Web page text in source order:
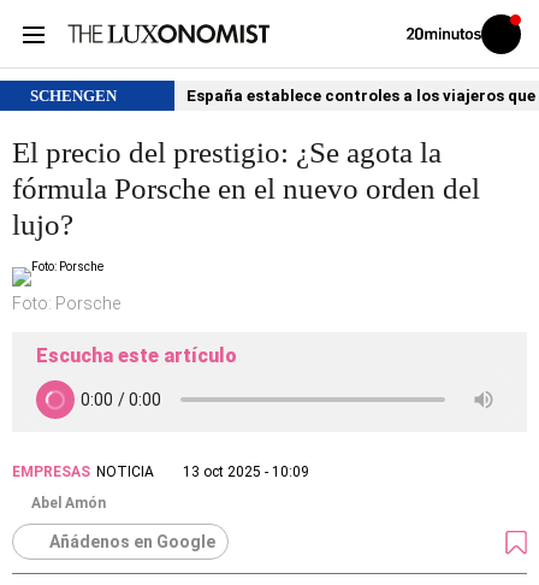
Volver
Iniciar
sesión
SCHENGEN España establece controles a los viajeros
El precio del prestigio: ¿Se agota la
fórmula Porsche en el nuevo orden del
lujo?
Foto: Porsche
Escucha este artículo
EMPRESAS NOTICIA
13 oct 2025 - 10:09
Abel Amón
Añádenos en Google